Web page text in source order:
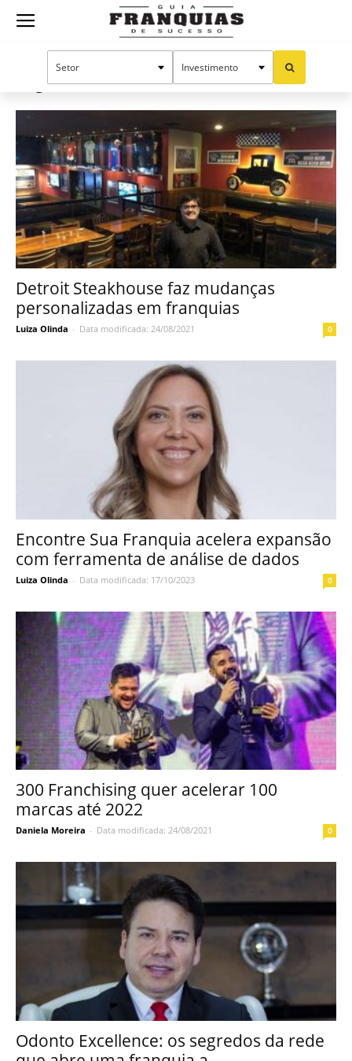
Guia
Franquias
Sucesso
Tag: Franchise Insider
Detroit Steakhouse faz mudanças
personalizadas em franquias
Luiza Olinda - Data modificada: 24/08/2021 0
Encontre Sua Franquia acelera expansão
com ferramenta de análise de dados
Luiza Olinda - Data modificada: 17/10/2023 0
300 Franchising quer acelerar 100
marcas até 2022
Daniela Moreira - Data modificada: 24/08/2021 0
Odonto Excellence: os segredos da rede